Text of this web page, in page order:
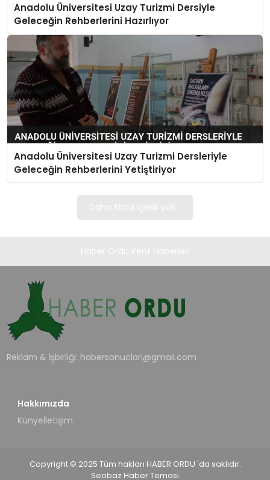
Anadolu Üniversitesi Uzay Turizmi Dersiyle
Geleceğin Rehberlerini Hazırlıyor
Anadolu Üniversitesi Uzay Turizmi Dersleriyle
Geleceğin Rehberlerini Yetiştiriyor
Reklam & İşbirliği: habersonuclari@gmail.com
Hakkımızda
Künyeİletişim
Copyright © 2025 Tüm hakları HABER ORDU 'da saklıdır.
Seobaz Haber Teması